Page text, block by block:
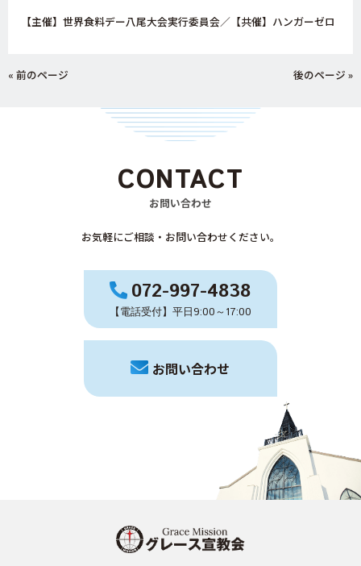
【主催】世界食料デー八尾大会実行委員会／【共催】ハンガーゼロ
« 前のページ 後のページ »
CONTACT
お問い合わせ
お気軽にご相談・お問い合わせください。
072-997-4838
【電話受付】平日9:00～17:00
お問い合わせ